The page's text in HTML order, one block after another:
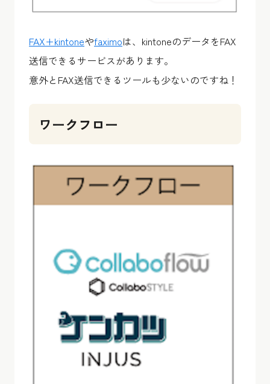
FAX+kintoneやfaximoは、kintoneのデータをFAX
送信できるサービスがあります。
意外とFAX送信できるツールも少ないのですね！
ワークフロー